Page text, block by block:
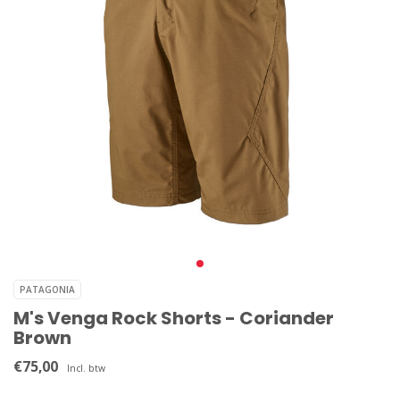
PATAGONIA
M's Venga Rock Shorts - Coriander
Brown
€75,00 Incl. btw